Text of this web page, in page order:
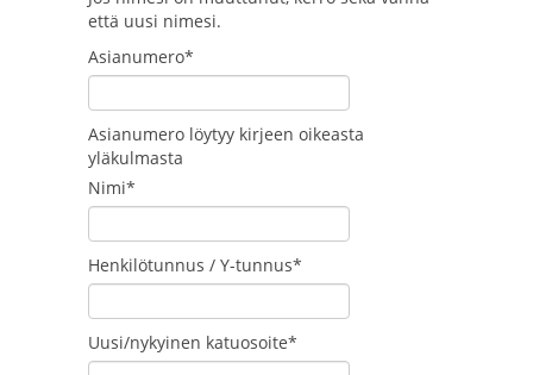
että uusi nimesi.
Asianumero*
Asianumero löytyy kirjeen oikeasta
yläkulmasta
Nimi*
Henkilötunnus / Y-tunnus*
Uusi/nykyinen katuosoite*